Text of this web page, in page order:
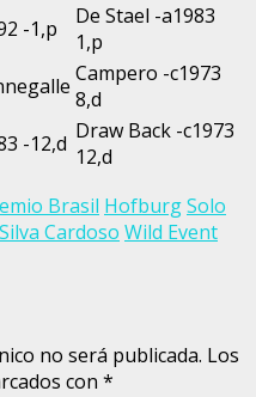
-1,p
De Stael -a1983
1,p
Campero -c1973
8,d
-12,d Draw Back -c1973
12,d
Brasil HofburgSolo
Cardoso Wild Event
no será publicada. Los
con *